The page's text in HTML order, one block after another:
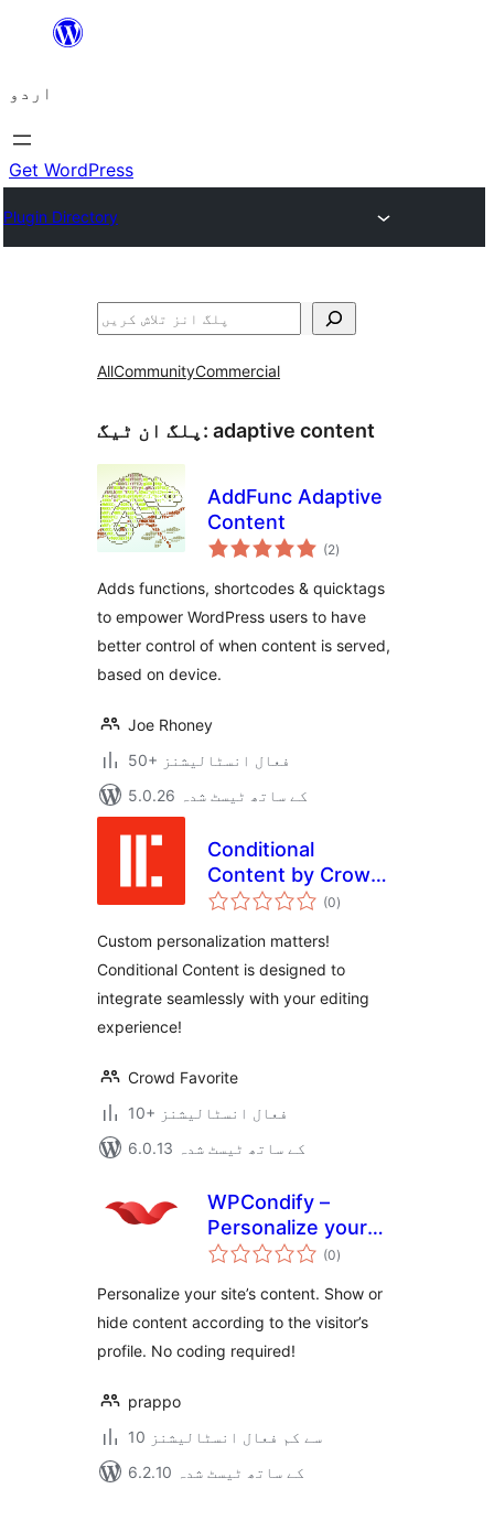
چھوڑیں
پر
جائیں
اردو
Get WordPress
Plugin Directory
تلاش
AllCommunityCommercial
پلگ ان ٹیگ: adaptive content
AddFunc Adaptive
Content
(2مجموعی
درجہ
)
Adds functions, shortcodes & quicktags
to empower WordPress users to have
better control of when content is served,
based on device.
Joe Rhoney
50+ فعال انسٹالیشنز
5.0.26 کے ساتھ ٹیسٹ شدہ
Conditional
Content by Crowd
Favorite
(0مجموعی
درجہ
)
Custom personalization matters!
Conditional Content is designed to
integrate seamlessly with your editing
experience!
Crowd Favorite
10+ فعال انسٹالیشنز
6.0.13 کے ساتھ ٹیسٹ شدہ
WPCondify –
Personalize your
website contents
(0مجموعی
درجہ
)
Personalize your site’s content. Show or
hide content according to the visitor’s
profile. No coding required!
prappo
10 سے کم فعال انسٹالیشنز
6.2.10 کے ساتھ ٹیسٹ شدہ